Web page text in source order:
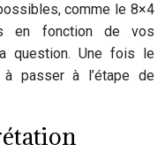
comme le 8×4
en fonction de vos
question. Une fois le
passer à l’étape de